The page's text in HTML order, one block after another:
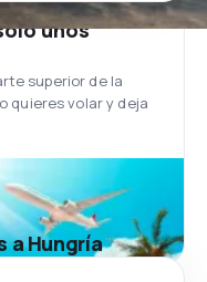
unos
superior de la
quieres volar y deja
a Hungría